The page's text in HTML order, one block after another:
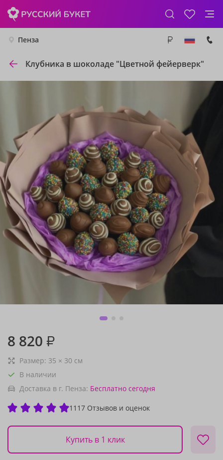
Пенза
Клубника в шоколаде "Цветной фейерверк"
8 820 ₽
Размер: 35 × 30 см
В наличии
Доставка в г. Пенза: Бесплатно сегодня
1117 Отзывов и оценок
Купить в 1 клик